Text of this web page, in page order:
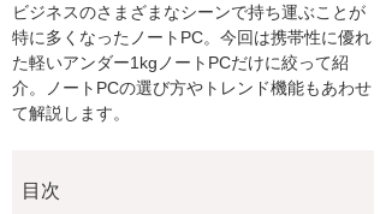
ビジネスのさまざまなシーンで持ち運ぶことが
特に多くなったノートPC。今回は携帯性に優れ
た軽いアンダー1kgノートPCだけに絞って紹
介。ノートPCの選び方やトレンド機能もあわせ
て解説します。
目次